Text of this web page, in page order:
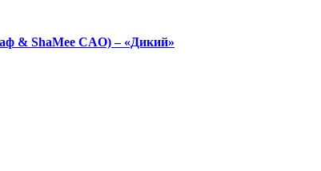
& ShaMee CAO) – «Дикий»